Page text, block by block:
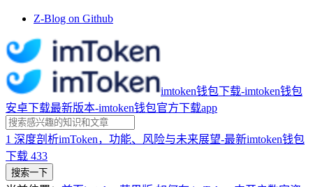
Z-Blog on Github
imtoken钱包下载-imtoken钱包
安卓下载最新版本-imtoken钱包官方下载app
1 深度剖析imToken，功能、风险与未来展望-最新imtoken钱包
下载 433
搜索一下